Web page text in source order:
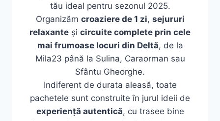
tău ideal pentru sezonul 2025.
Organizăm croaziere de 1 zi, sejururi
relaxante și circuite complete prin cele
mai frumoase locuri din Deltă, de la
Mila23 până la Sulina, Caraorman sau
Sfântu Gheorghe.
Indiferent de durata aleasă, toate
pachetele sunt construite în jurul ideii de
experiență autentică, cu trasee bine